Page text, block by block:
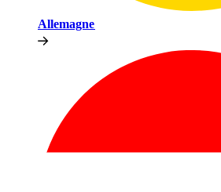
Allemagne​​